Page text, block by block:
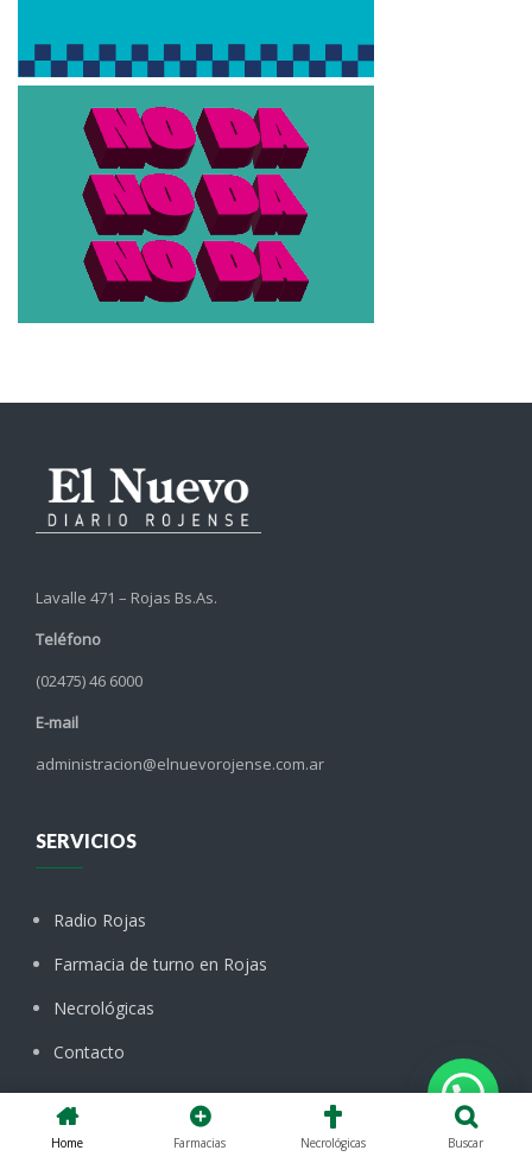
Lavalle 471 – Rojas Bs.As.
Teléfono
(02475) 46 6000
E-mail
administracion@elnuevorojense.com.ar
SERVICIOS
Radio Rojas
Farmacia de turno en Rojas
Necrológicas
Contacto
CATEGORÍAS
Home Farmacias Necrológicas Buscar